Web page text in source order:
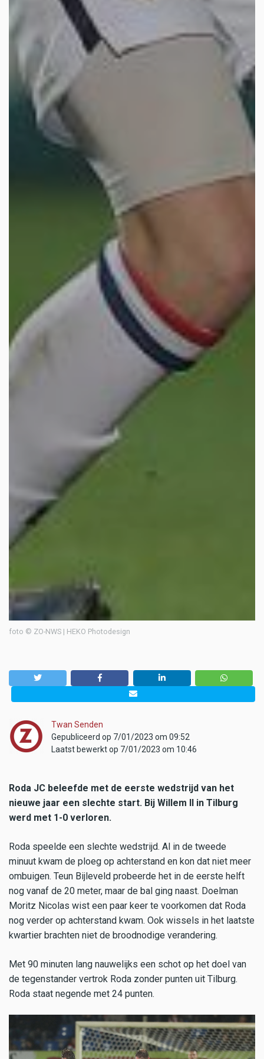
foto © ZO-NWS | HEKO Photodesign
Twan Senden
Gepubliceerd op 7/01/2023 om 09:52
Laatst bewerkt op 7/01/2023 om 10:46
Roda JC beleefde met de eerste wedstrijd van het
nieuwe jaar een slechte start. Bij Willem II in Tilburg
werd met 1-0 verloren.
Roda speelde een slechte wedstrijd. Al in de tweede
minuut kwam de ploeg op achterstand en kon dat niet meer
ombuigen. Teun Bijleveld probeerde het in de eerste helft
nog vanaf de 20 meter, maar de bal ging naast. Doelman
Moritz Nicolas wist een paar keer te voorkomen dat Roda
nog verder op achterstand kwam. Ook wissels in het laatste
kwartier brachten niet de broodnodige verandering.
Met 90 minuten lang nauwelijks een schot op het doel van
de tegenstander vertrok Roda zonder punten uit Tilburg.
Roda staat negende met 24 punten.